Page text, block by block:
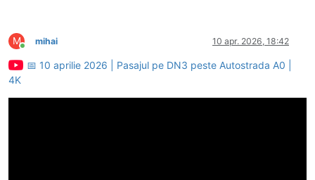
M
Conectat
mihai 10 apr. 2026, 18:42
📅 10 aprilie 2026 | Pasajul pe DN3 peste Autostrada A0 |
4K